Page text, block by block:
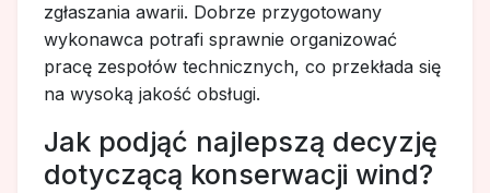
zgłaszania awarii. Dobrze przygotowany
wykonawca potrafi sprawnie organizować
pracę zespołów technicznych, co przekłada się
na wysoką jakość obsługi.
Jak podjąć najlepszą decyzję
dotyczącą konserwacji wind?